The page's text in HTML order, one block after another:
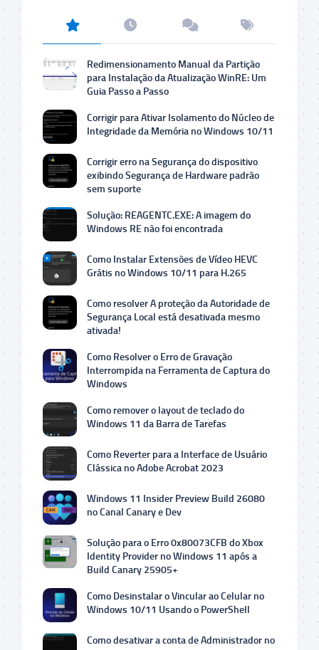
Redimensionamento Manual da Partição
para Instalação da Atualização WinRE: Um
Guia Passo a Passo
Corrigir para Ativar Isolamento do Núcleo de
Integridade da Memória no Windows 10/11
Corrigir erro na Segurança do dispositivo
exibindo Segurança de Hardware padrão
sem suporte
Solução: REAGENTC.EXE: A imagem do
Windows RE não foi encontrada
Como Instalar Extensões de Vídeo HEVC
Grátis no Windows 10/11 para H.265
Como resolver A proteção da Autoridade de
Segurança Local está desativada mesmo
ativada!
Como Resolver o Erro de Gravação
Interrompida na Ferramenta de Captura do
Windows
Como remover o layout de teclado do
Windows 11 da Barra de Tarefas
Como Reverter para a Interface de Usuário
Clássica no Adobe Acrobat 2023
Windows 11 Insider Preview Build 26080
no Canal Canary e Dev
Solução para o Erro 0x80073CFB do Xbox
Identity Provider no Windows 11 após a
Build Canary 25905+
Como Desinstalar o Vincular ao Celular no
Windows 10/11 Usando o PowerShell
Como desativar a conta de Administrador no